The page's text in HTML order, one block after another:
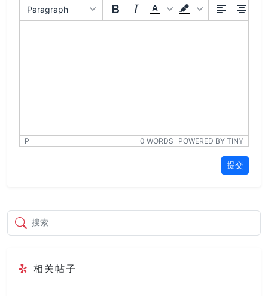
Paragraph
P 0 WORDS POWERED BY TINY
提交
搜索
相关帖子